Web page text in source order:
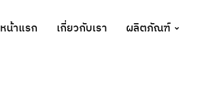
หน้าแรก เกี่ยวกับเรา ผลิตภัณฑ์